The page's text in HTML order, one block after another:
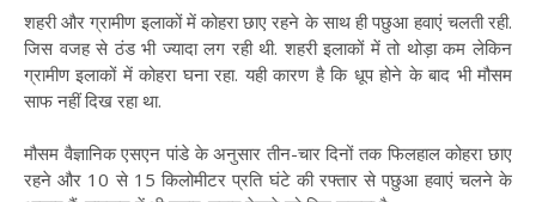
शहरी और ग्रामीण इलाकों में कोहरा छाए रहने के साथ ही पछुआ हवाएं चलती रही.
जिस वजह से ठंड भी ज्यादा लग रही थी. शहरी इलाकों में तो थोड़ा कम लेकिन
ग्रामीण इलाकों में कोहरा घना रहा. यही कारण है कि धूप होने के बाद भी मौसम
साफ नहीं दिख रहा था.
मौसम वैज्ञानिक एसएन पांडे के अनुसार तीन-चार दिनों तक फिलहाल कोहरा छाए
रहने और 10 से 15 किलोमीटर प्रति घंटे की रफ्तार से पछुआ हवाएं चलने के